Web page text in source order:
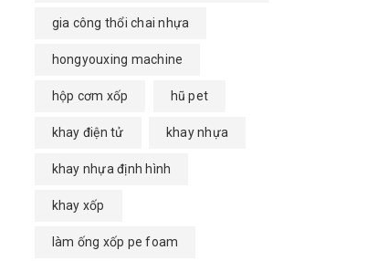
gia công thổi chai nhựa
hongyouxing machine
hộp cơm xốp hũ pet
khay điện tử khay nhựa
khay nhựa định hình
khay xốp
làm ống xốp pe foam